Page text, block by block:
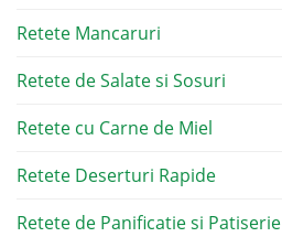
Retete Mancaruri
Retete de Salate si Sosuri
Retete cu Carne de Miel
Retete Deserturi Rapide
Retete de Panificatie si Patiserie